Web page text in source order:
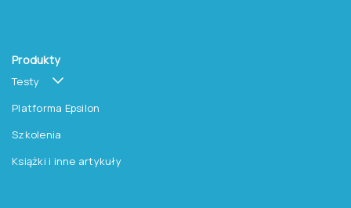
Produkty
Testy
Platforma Epsilon
Szkolenia
Książki i inne artykuły